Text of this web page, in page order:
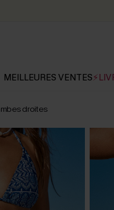
MEILLEURES VENTES
droites